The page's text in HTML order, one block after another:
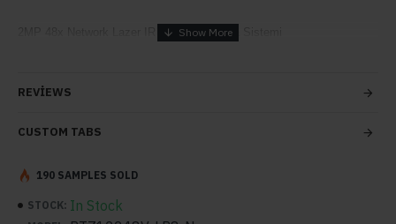
2MP 48x Network Lazer IR Konumlandırma Sistemi
REVIEWS
CUSTOM TABS
STOCK: In Stock
190 SAMPLES SOLD